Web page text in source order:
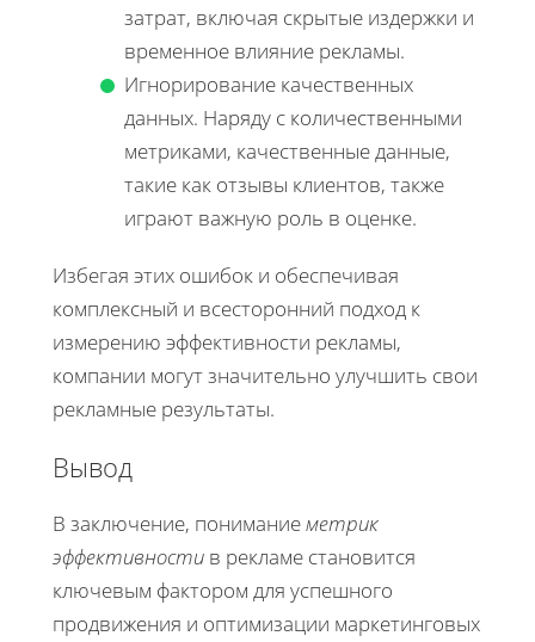
затрат, включая скрытые издержки и
временное влияние рекламы.
Игнорирование качественных
данных. Наряду с количественными
метриками, качественные данные,
такие как отзывы клиентов, также
играют важную роль в оценке.
Избегая этих ошибок и обеспечивая
комплексный и всесторонний подход к
измерению эффективности рекламы,
компании могут значительно улучшить свои
рекламные результаты.
Вывод
В заключение, пониманиеметрик
эффективности в рекламе становится
ключевым фактором для успешного
продвижения и оптимизации маркетинговых